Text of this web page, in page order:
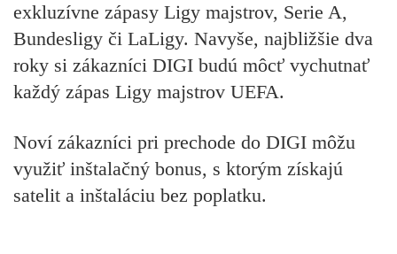
exkluzívne zápasy Ligy majstrov, Serie A,
Bundesligy či LaLigy. Navyše, najbližšie dva
roky si zákazníci DIGI budú môcť vychutnať
každý zápas Ligy majstrov UEFA.
Noví zákazníci pri prechode do DIGI môžu
využiť inštalačný bonus, s ktorým získajú
satelit a inštaláciu bez poplatku.